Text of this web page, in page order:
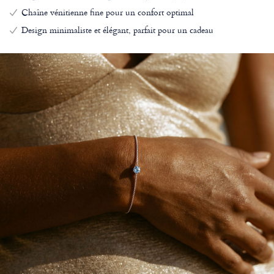
Chaîne vénitienne fine pour un confort optimal
Design minimaliste et élégant, parfait pour un cadeau